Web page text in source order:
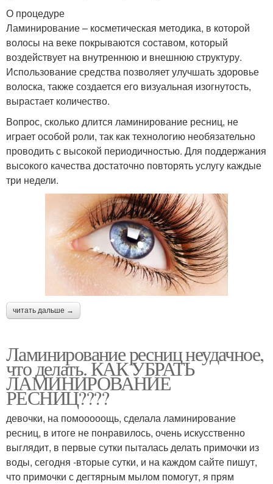
О процедуре
Ламинирование – косметическая методика, в которой
волосы на веке покрываются составом, который
воздействует на внутреннюю и внешнюю структуру.
Использование средства позволяет улучшать здоровье
волоска, также создается его визуальная изогнутость,
вырастает количество.
Вопрос, сколько длится ламинирование ресниц, не
играет особой роли, так как технологию необязательно
проводить с высокой периодичностью. Для поддержания
высокого качества достаточно повторять услугу каждые
три недели.
читать дальше →
Ламинирование ресниц неудачное,
что делать. КАК УБРАТЬ
ЛАМИНИРОВАНИЕ
РЕСНИЦ????
девочки, на помооооощь, сделала ламинирование
ресниц, в итоге не понравилось, очень искусственно
выглядит, в первые сутки пыталась делать примочки из
воды, сегодня -вторые сутки, и на каждом сайте пишут,
что примочки с дегтярным мылом помогут, я прям